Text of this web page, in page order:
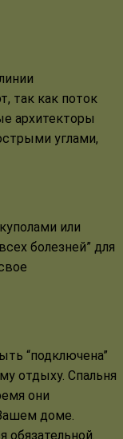
так как поток
архитекторы
углами,
или
болезней” для
“подключена”
отдыху. Спальня
они
доме.